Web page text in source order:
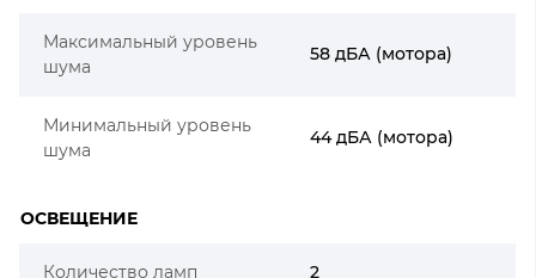
Максимальный уровень
шума
58 дБА (мотора)
Минимальный уровень
шума
44 дБА (мотора)
ОСВЕЩЕНИЕ
Количество ламп 2